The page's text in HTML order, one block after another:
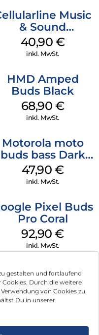
gestalten und fortlaufend
Durch die weitere
von Cookies zu.
Du in unserer
Music
& Sound
Bluetooth
Headphone MAXI
40,90 €
inkl. MwSt.
HMD Amped
Buds Black
68,90 €
inkl. MwSt.
Motorola moto
buds bass Dark
Shadow
47,90 €
inkl. MwSt.
Pixel Buds
Pro Coral
92,90€
inkl. MwSt.